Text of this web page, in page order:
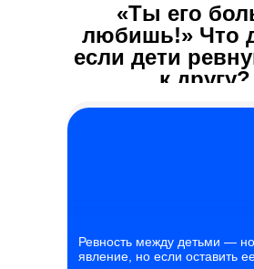
«Ты его
любишь!» Что
если дети
к другу?
Ревность между детьми —
явление, но если оставить